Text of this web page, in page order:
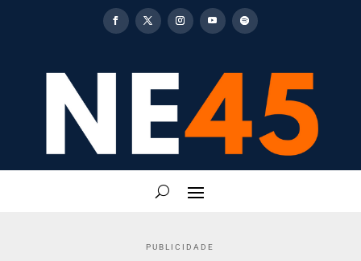
PUBLICIDADE